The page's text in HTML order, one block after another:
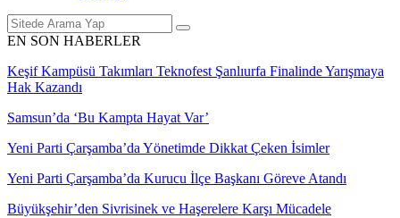
EN SON HABERLER
Keşif Kampüsü Takımları Teknofest Şanlıurfa Finalinde Yarışmaya
Hak Kazandı
Samsun’da ‘Bu Kampta Hayat Var’
Yeni Parti Çarşamba’da Yönetimde Dikkat Çeken İsimler
Yeni Parti Çarşamba’da Kurucu İlçe Başkanı Göreve Atandı
Büyükşehir’den Sivrisinek ve Haşerelere Karşı Mücadele